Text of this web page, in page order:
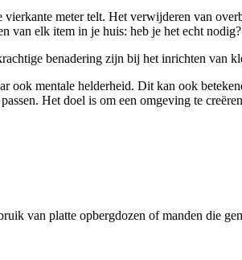
meter telt. Het verwijderen van
van elk item in je huis: heb je het echt nodig?
benadering zijn bij het inrichten van
ook mentale helderheid. Dit kan ook
Het doel is om een omgeving te
van platte opbergdozen of manden die